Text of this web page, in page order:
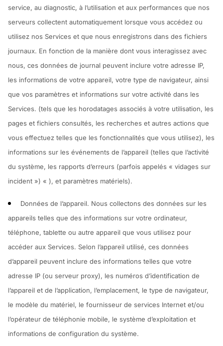
service, au diagnostic, à l’utilisation et aux performances que nos
serveurs collectent automatiquement lorsque vous accédez ou
utilisez nos Services et que nous enregistrons dans des fichiers
journaux. En fonction de la manière dont vous interagissez avec
nous, ces données de journal peuvent inclure votre adresse IP,
les informations de votre appareil, votre type de navigateur, ainsi
que vos paramètres et informations sur votre activité dans les
Services. (tels que les horodatages associés à votre utilisation, les
pages et fichiers consultés, les recherches et autres actions que
vous effectuez telles que les fonctionnalités que vous utilisez), les
informations sur les événements de l’appareil (telles que l’activité
du système, les rapports d’erreurs (parfois appelés « vidages sur
incident ») « ), et paramètres matériels).
Données de l’appareil. Nous collectons des données sur les
appareils telles que des informations sur votre ordinateur,
téléphone, tablette ou autre appareil que vous utilisez pour
accéder aux Services. Selon l’appareil utilisé, ces données
d’appareil peuvent inclure des informations telles que votre
adresse IP (ou serveur proxy), les numéros d’identification de
l’appareil et de l’application, l’emplacement, le type de navigateur,
le modèle du matériel, le fournisseur de services Internet et/ou
l’opérateur de téléphonie mobile, le système d’exploitation et
informations de configuration du système.